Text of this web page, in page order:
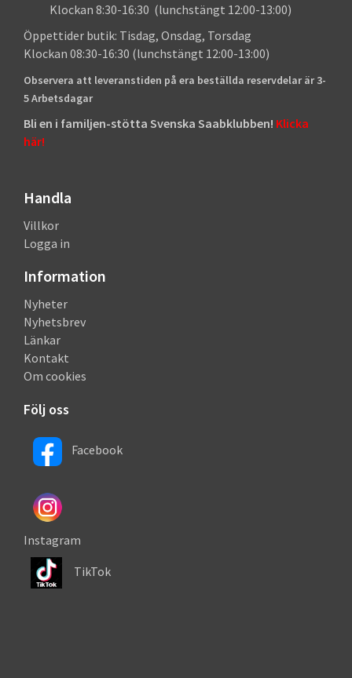
Klockan 8:30-16:30 (lunchstängt 12:00-13:00)
Öppettider butik: Tisdag, Onsdag, Torsdag
Klockan 08:30-16:30 (lunchstängt 12:00-13:00)
Observera att leveranstiden på era beställda reservdelar är 3-
5 Arbetsdagar
Bli en i familjen-stötta Svenska Saabklubben! Klicka
här!
Handla
Villkor
Logga in
Information
Nyheter
Nyhetsbrev
Länkar
Kontakt
Om cookies
Följ oss
Facebook
Instagram
TikTok